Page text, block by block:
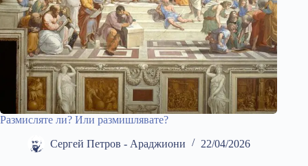
Размисляте ли? Или размишлявате?
Сергей Петров - Араджиони 22/04/2026